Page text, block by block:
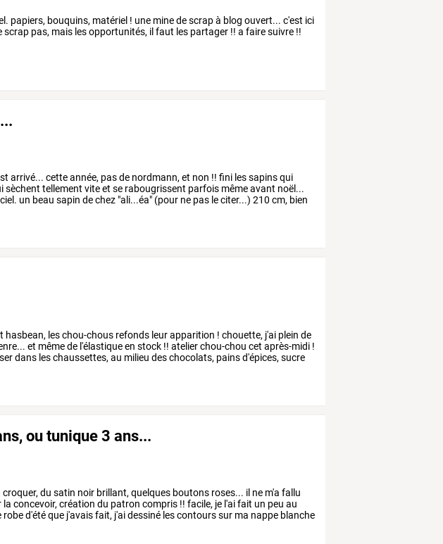
papiers, bouquins, matériel ! une mine de scrap à blog ouvert... c'est ici
scrap pas, mais les opportunités, il faut les partager !! a faire suivre !!
arrivé... cetteannée, pasde nordmann,et non !! fini lessapinsqui
sèchent tellement viteet se rabougrissent parfois mêmeavant noël...
un beau sapin dechez "ali...éa" (pour ne pas leciter...) 210 cm, bien
hasbean, leschou-chous refonds leurapparition ! chouette, j'ai plein de
et mêmede l'élastiqueen stock !! atelierchou-chou cet après-midi !
dans leschaussettes,au milieu deschocolats, painsd'épices,sucre
ou tunique 3 ans...
croquer, du satin noir brillant, quelques boutons roses... il ne m'a fallu
la concevoir, création du patron compris !! facile, je l'aifait un peu au
robed'étéque j'avaisfait, j'aidessiné lescontourssur ma nappe blanche